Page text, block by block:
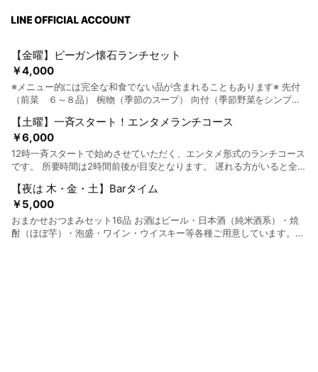
￥4,000
【金曜】ビーガン懐石ランチセット
※メニュー的には完全な和食でない品が含まれることもあります※ 先付
（前菜 ６～８品） 椀物（季節のスープ） 向付（季節野菜をシンプル
和え物） 食事（ご飯もの +汁物or 蕎麦） 甘味（一口デザート） ※ドリ
ンク(別料金)はおひとり様1杯以上お願いします。 ※食材ロスを防ぐた
め、予約制でお願いしています。
￥6,000
【土曜】一斉スタート！エンタメランチコース
12時一斉スタートで始めさせていただく、エンタメ形式のランチコース
です。 所要時間は2時間前後が目安となります。 遅れる方がいると全体
い。 一品出すごとにお料理の説明、食材の説明をさせていただきま
す。 季節野菜のポタージュ 季節野菜のサラダ 前菜5種盛り合せ メイン
1…何が出るかお楽しみ♪ メイン2…当店スペシャリテ「大黒舞茸のカリ
カリ焼き」 ご飯もの or 蕎麦 具だくさん味噌汁 デザート盛り合せ
￥5,000
【夜は 木・金・土】Barタイム
おまかせおつまみセット16品 お酒はビール・日本酒（純米酒系）・焼
酎（ほぼ芋）・泡盛・ワイン・ウイスキー等各種ご用意しています。ソ